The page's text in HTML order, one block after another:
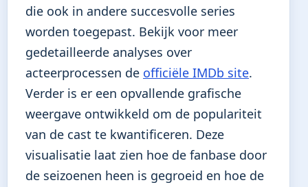
die ook in andere succesvolle series
worden toegepast. Bekijk voor meer
gedetailleerde analyses over
acteerprocessen de officiële IMDb site.
Verder is er een opvallende grafische
weergave ontwikkeld om de populariteit
van de cast te kwantificeren. Deze
visualisatie laat zien hoe de fanbase door
de seizoenen heen is gegroeid en hoe de